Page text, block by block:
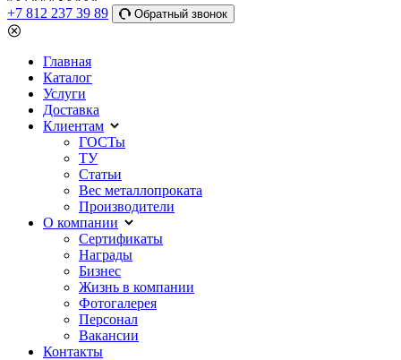
+7 812 237 39 89 Обратный звонок
Главная
Каталог
Услуги
Доставка
Клиентам
ГОСТы
ТУ
Статьи
Вес металлопроката
Производители
О компании
Сертификаты
Награды
Бизнес
Жизнь в компании
Фотогалерея
Персонал
Вакансии
Контакты